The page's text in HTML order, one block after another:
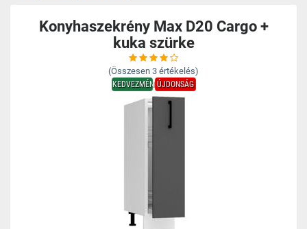
Konyhaszekrény Max D20 Cargo +
kuka szürke
(Összesen 3 értékelés)
KEDVEZMÉNYÚJDONSÁG